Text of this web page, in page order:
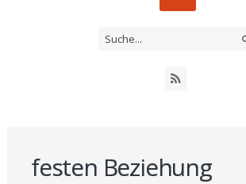
festen Beziehung